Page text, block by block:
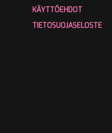
KÄYTTÖEHDOT
TIETOSUOJASELOSTE